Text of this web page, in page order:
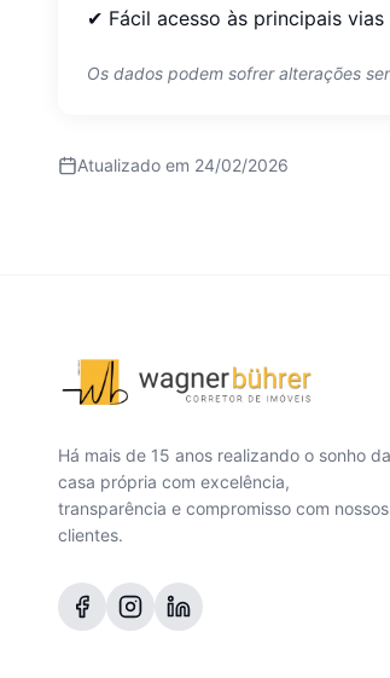
✔ Fácil acesso às principais
Os dados podem sofrer alterações
Atualizado em 24/02/2026
Há mais de 15 anos realizando o sonho da
casa própria com excelência,
transparência e compromisso com nossos
clientes.